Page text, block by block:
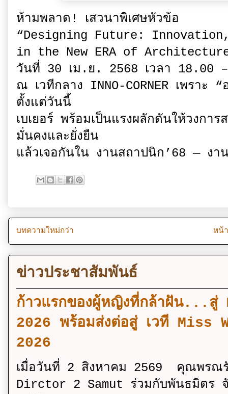
ห้ามพลาด! เสวนาพิเศษหัวข้อ
“Designing Future:
in the New ERA of
วันที่ 30 เม.ย. 2568 เวลา 18.00
ณ เวทีกลาง INNO-CORNER เพราะ
ตั้งแต่วันนี้
เบเยอร์ พร้อมเป็นแรงผลักดันให้วงกา
มั่นคงและยั่งยืน
แล้วเจอกันใน งานสถาปนิก’68 — งา
บทความใหม่กว่า หน้
ข่าวประชาสัมพันธ์
ก้าวแรกของผู้หญิงที่กล้าฝัน...
2026 พร้อมส่งต่อสู่ เวที
2026
เมื่อวันที่ 2 สิงหาคม 2569 คุณพร
Dirctor 2 Samut ร่วมกับพันธมิตร จั